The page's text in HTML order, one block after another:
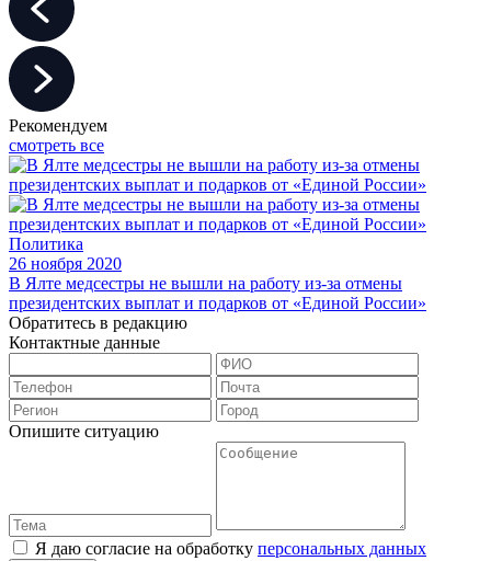
Рекомендуем
смотреть все
Политика
26 ноября 2020
В Ялте медсестры не вышли на работу из-за отмены
президентских выплат и подарков от «Единой России»
Обратитесь в редакцию
Контактные данные
Опишите ситуацию
Я даю согласие на обработку персональных данных